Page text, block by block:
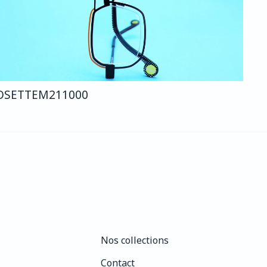
M211000
Nos collections
Contact